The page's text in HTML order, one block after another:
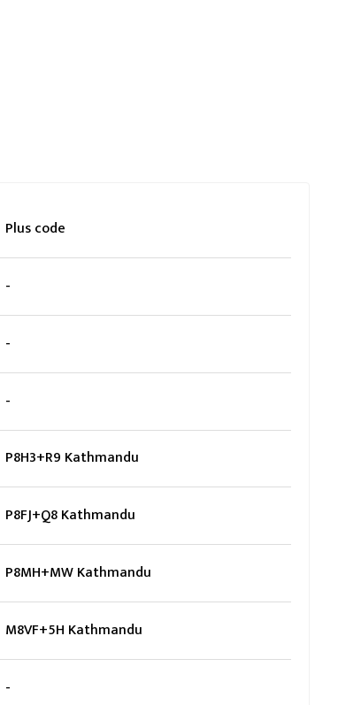
Plus code
-
-
-
P8H3+R9 Kathmandu
P8FJ+Q8 Kathmandu
P8MH+MW Kathmandu
M8VF+5H Kathmandu
-